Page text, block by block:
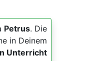
Petrus. Die
in Deinem
Unterricht